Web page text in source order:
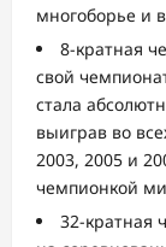
многоборье и
8-кратная
свой
стала
выиграв во
2003, 2005 и
чемпионкой
32-кратная